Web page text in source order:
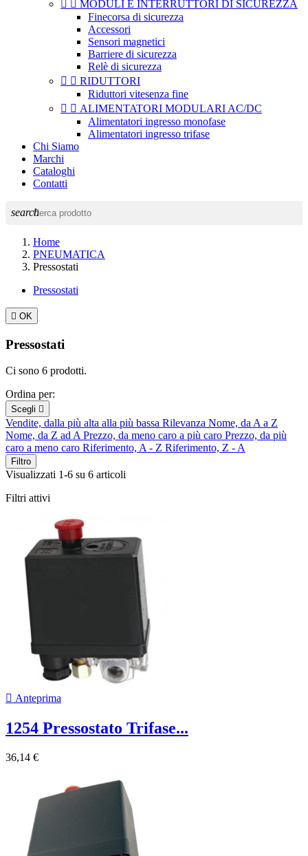
  MODULI E INTERRUTTORI DI SICUREZZA
Finecorsa di sicurezza
Accessori
Sensori magnetici
Barriere di sicurezza
Relè di sicurezza
  RIDUTTORI
Riduttori vitesenza fine
  ALIMENTATORI MODULARI AC/DC
Alimentatori ingresso monofase
Alimentatori ingresso trifase
Chi Siamo
Marchi
Cataloghi
Contatti
search
Home
PNEUMATICA
Pressostati
Pressostati
 OK
Pressostati
Ci sono 6 prodotti.
Ordina per:
Scegli 
Vendite, dalla più alta alla più bassa Rilevanza Nome, da A a Z
Nome, da Z ad APrezzo, da meno caro a più caro Prezzo, da più
caro a meno caro Riferimento, A - Z Riferimento, Z - A
Filtro
Visualizzati 1-6 su 6 articoli
Filtri attivi
 Anteprima
1254 Pressostato Trifase...
36,14 €